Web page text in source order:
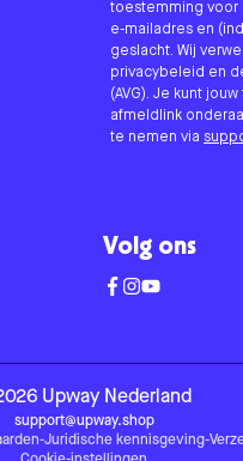
toestemming voor
e-mailadres en
geslacht. Wij
privacybeleid en
(AVG). Je kunt
afmeldlink
te nemen via
Volg ons
Upway Nederland
support@upway.shop
-Juridische kennisgeving-